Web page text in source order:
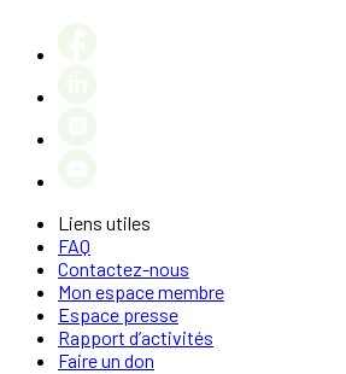
Liens utiles
FAQ
Contactez-nous
Mon espace membre
Espace presse
Rapport d’activités
Faire un don